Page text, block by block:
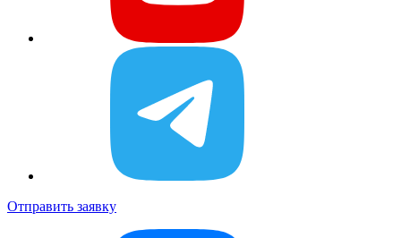
Отправить заявку